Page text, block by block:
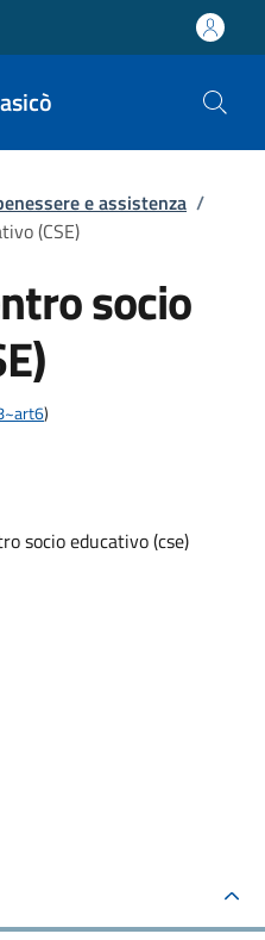
e assistenza /
(CSE)
socio
)
socio educativo (cse)